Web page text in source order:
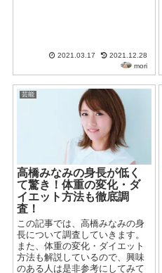
2021.03.17
2021.12.28
mori
芸能
高橋みなみの身長が低く
て驚き！体重の変化・ダ
イエット方法も徹底調
査！
この記事では、高橋みなみの身
長について調査していきます。
また、体重の変化・ダイエット
方法も解説しているので、興味
のある人は是非参考にしてみて